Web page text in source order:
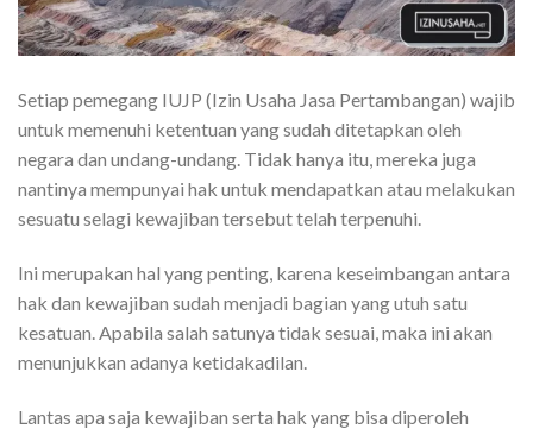
Setiap pemegang IUJP (Izin Usaha Jasa Pertambangan) wajib
untuk memenuhi ketentuan yang sudah ditetapkan oleh
negara dan undang-undang. Tidak hanya itu, mereka juga
nantinya mempunyai hak untuk mendapatkan atau melakukan
sesuatu selagi kewajiban tersebut telah terpenuhi.
Ini merupakan hal yang penting, karena keseimbangan antara
hak dan kewajiban sudah menjadi bagian yang utuh satu
kesatuan. Apabila salah satunya tidak sesuai, maka ini akan
menunjukkan adanya ketidakadilan.
Lantas apa saja kewajiban serta hak yang bisa diperoleh